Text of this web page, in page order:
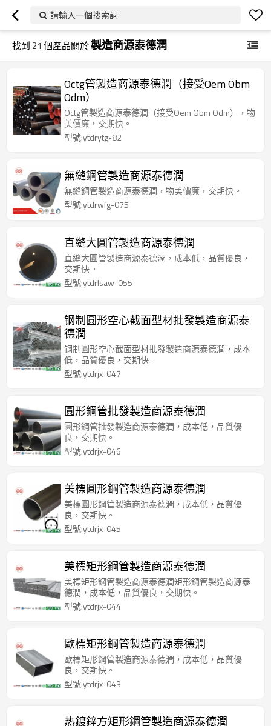
請輸入一個搜索詞
找到 21 個產品關於製造商源泰德潤
Octg管製造商源泰德潤（接受Oem Obm
Odm）
Octg管製造商源泰德潤（接受Oem Obm Odm），物
美價廉，交期快。
型號:ytdrytg-82
無縫鋼管製造商源泰德潤
無縫鋼管製造商源泰德潤，物美價廉，交期快。
型號:ytdrwfg-075
直縫大圓管製造商源泰德潤
直縫大圓管製造商源泰德潤，成本低，品質優良，
交期快。
型號:ytdrlsaw-055
钢制圓形空心截面型材批發製造商源泰
德潤
钢制圓形空心截面型材批發製造商源泰德潤，成本
低，品質優良，交期快。
型號:ytdrjx-047
圓形鋼管批發製造商源泰德潤
圓形鋼管批發製造商源泰德潤，成本低，品質優
良，交期快。
型號:ytdrjx-046
美標圓形鋼管製造商源泰德潤
美標圓形鋼管製造商源泰德潤，成本低，品質優
良，交期快。
型號:ytdrjx-045
美標矩形鋼管製造商源泰德潤
美標矩形鋼管製造商源泰德潤矩形鋼管製造商源泰
德潤，成本低，品質優良，交期快。
型號:ytdrjx-044
歐標矩形鋼管製造商源泰德潤
歐標矩形鋼管製造商源泰德潤，成本低，品質優
良，交期快。
型號:ytdrjx-043
热鍍鋅方矩形鋼管製造商源泰德潤